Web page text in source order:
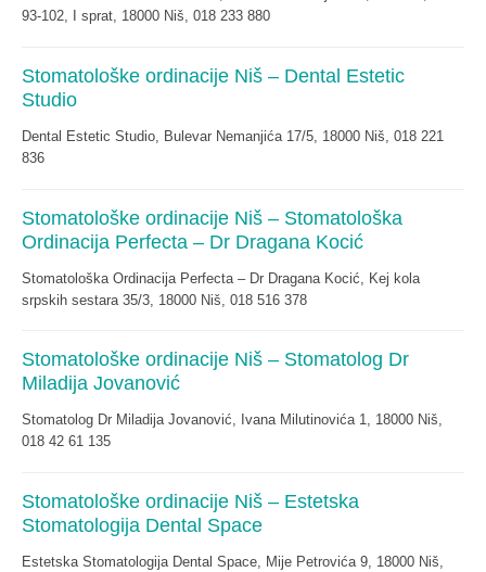
93-102, I sprat, 18000 Niš, 018 233 880
Stomatološke ordinacije Niš – Dental Estetic
Studio
Dental Estetic Studio, Bulevar Nemanjića 17/5, 18000 Niš, 018 221
836
Stomatološke ordinacije Niš – Stomatološka
Ordinacija Perfecta – Dr Dragana Kocić
Stomatološka Ordinacija Perfecta – Dr Dragana Kocić, Kej kola
srpskih sestara 35/3, 18000 Niš, 018 516 378
Stomatološke ordinacije Niš – Stomatolog Dr
Miladija Jovanović
Stomatolog Dr Miladija Jovanović, Ivana Milutinovića 1, 18000 Niš,
018 42 61 135
Stomatološke ordinacije Niš – Estetska
Stomatologija Dental Space
Estetska Stomatologija Dental Space, Mije Petrovića 9, 18000 Niš,